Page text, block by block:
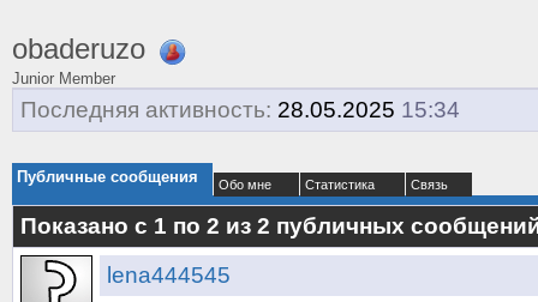
obaderuzo
Junior Member
Последняя активность: 28.05.2025 15:34
Публичные сообщения Обо мне Статистика Связь
Показано с 1 по 2 из 2 публичных
lena444545